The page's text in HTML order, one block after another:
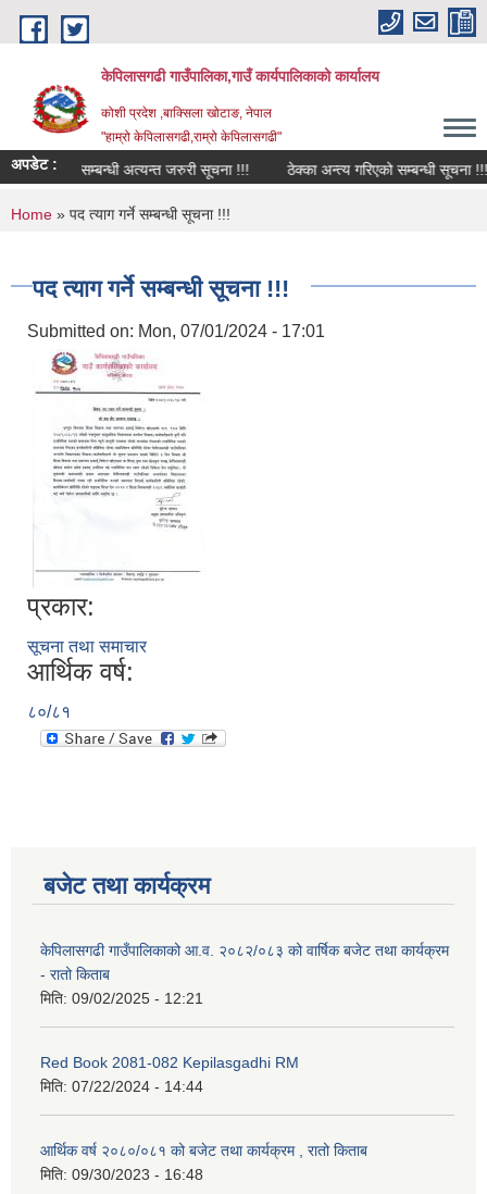
Skip to main content
केपिलासगढी गाउँपालिका,गाउँ कार्यपालिकाको कार्यालय
कोशी प्रदेश ,बाक्सिला खोटाङ, नेपाल
"हाम्रो केपिलासगढी,राम्रो केपिलासगढी"
अपडेट :
प्रवाह सम्बन्धी अत्यन्त जरुरी सूचना !!! ठेक्का अन्त्य गरिएको सम्बन्धी सूचना !!!
You are here
Home » पद त्याग गर्ने सम्बन्धी सूचना !!!
पद त्याग गर्ने सम्बन्धी सूचना !!!
Submitted on: Mon, 07/01/2024 - 17:01
प्रकार:
सूचना तथा समाचार
आर्थिक वर्ष:
८०/८१
बजेट तथा कार्यक्रम
केपिलासगढी गाउँपालिकाको आ.व. २०८२/०८३ को वार्षिक बजेट तथा कार्यक्रम
- रातो किताब
मिति: 09/02/2025 - 12:21
Red Book 2081-082 Kepilasgadhi RM
मिति: 07/22/2024 - 14:44
आर्थिक वर्ष २०८०/०८१ को बजेट तथा कार्यक्रम , रातो किताब
मिति: 09/30/2023 - 16:48